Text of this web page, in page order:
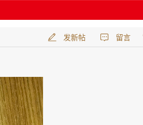
留言
发新帖